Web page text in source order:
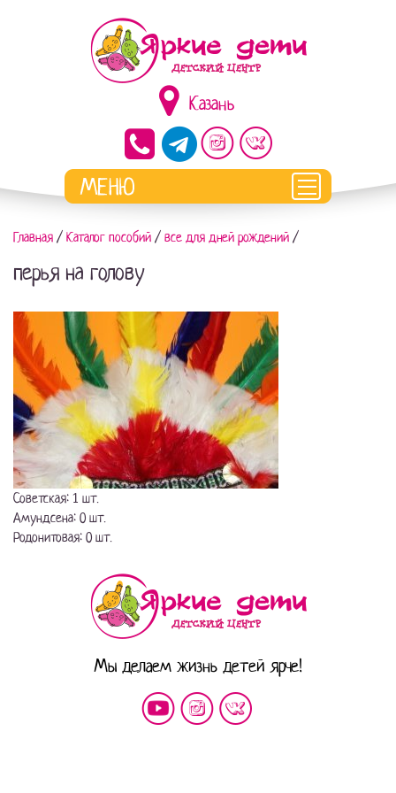
Казань
Главная / Каталог пособий / все для дней рождений /
перья на голову
Советская: 1 шт.
Амундсена: 0 шт.
Родонитовая: 0 шт.
Мы делаем жизнь детей ярче!